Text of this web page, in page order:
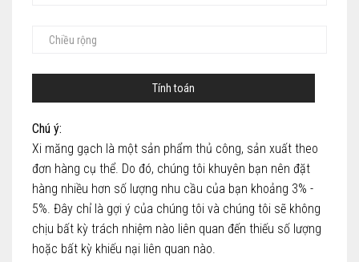
Tính toán
Chú ý:
Xi măng gạch là một sản phẩm thủ công, sản xuất theo
đơn hàng cụ thể. Do đó, chúng tôi khuyên bạn nên đặt
hàng nhiều hơn số lượng nhu cầu của bạn khoảng 3% -
5%. Đây chỉ là gợi ý của chúng tôi và chúng tôi sẽ không
chịu bất kỳ trách nhiệm nào liên quan đến thiếu số lượng
hoặc bất kỳ khiếu nại liên quan nào.